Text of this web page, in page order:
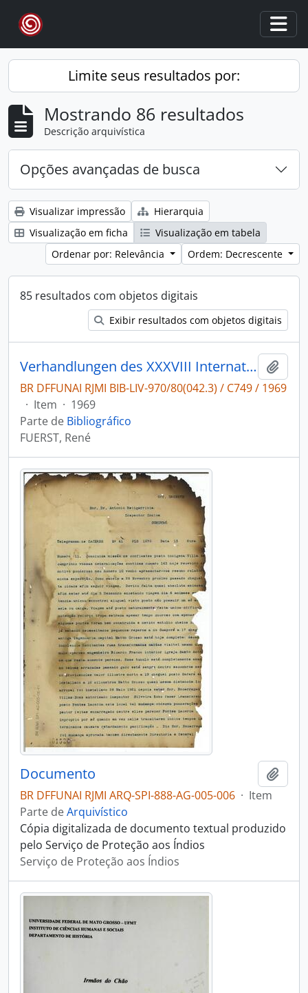
Skip to main content
Limite seus resultados por:
Mostrando 86 resultados
Descrição arquivística
Opções avançadas de busca
Visualizar impressão
Hierarquia
Visualização em ficha
Visualização em tabela
Ordenar por: Relevância
Ordem: Decrescente
85 resultados com objetos digitais
Exibir resultados com objetos digitais
Verhandlungen des XXXVIII Internationalen Amerikanistenkongresses
BR DFFUNAI RJMI BIB-LIV-970/80(042.3) / C749 / 1969
· Item · 1969
Parte de Bibliográfico
FUERST, René
Documento
BR DFFUNAI RJMI ARQ-SPI-888-AG-005-006 · Item
Parte deArquivístico
Cópia digitalizada de documento textual produzido
pelo Serviço de Proteção aos Índios
Serviço de Proteção aos Índios